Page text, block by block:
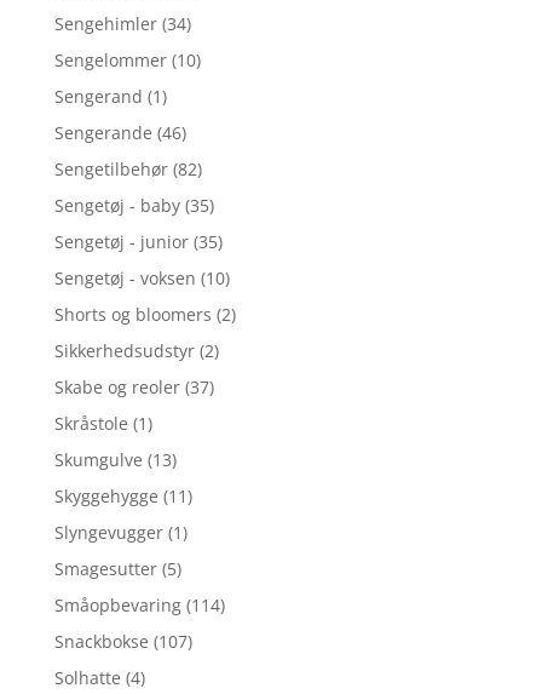
Sengehimler (34)
Sengelommer (10)
Sengerand (1)
Sengerande (46)
Sengetilbehør (82)
Sengetøj - baby (35)
Sengetøj - junior (35)
Sengetøj - voksen (10)
Shorts og bloomers (2)
Sikkerhedsudstyr (2)
Skabe og reoler (37)
Skråstole (1)
Skumgulve (13)
Skyggehygge (11)
Slyngevugger (1)
Smagesutter (5)
Småopbevaring (114)
Snackbokse (107)
Solhatte (4)